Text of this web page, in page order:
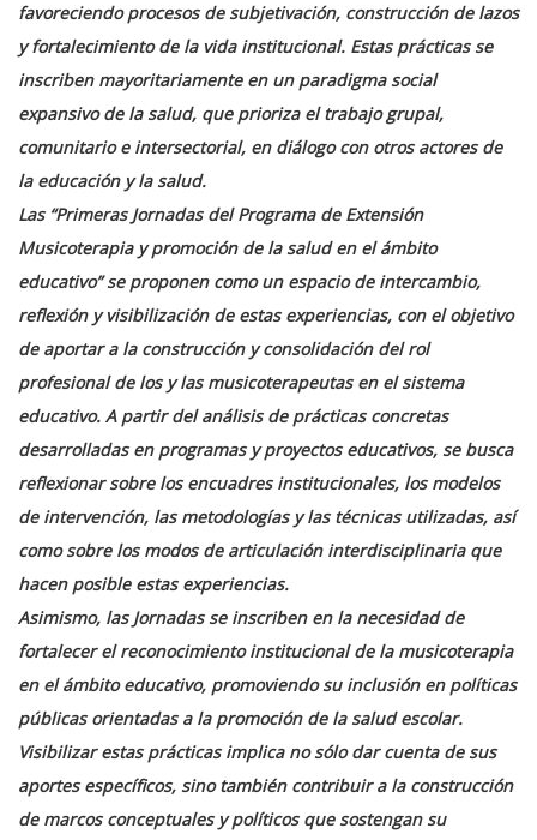
favoreciendo procesos de subjetivación, construcción de lazos
y fortalecimiento de la vida institucional. Estas prácticas se
inscriben mayoritariamente en un paradigma social
expansivo de la salud, que prioriza el trabajo grupal,
comunitario e intersectorial, en diálogo con otros actores de
la educación y la salud.
Las “Primeras Jornadas del Programa de Extensión
Musicoterapia y promoción de la salud en el ámbito
educativo” se proponen como un espacio de intercambio,
reflexión y visibilización de estas experiencias, con el objetivo
de aportar a la construcción y consolidación del rol
profesional de los y las musicoterapeutas en el sistema
educativo. A partir del análisis de prácticas concretas
desarrolladas en programas y proyectos educativos, se busca
reflexionar sobre los encuadres institucionales, los modelos
de intervención, las metodologías y las técnicas utilizadas, así
como sobre los modos de articulación interdisciplinaria que
hacen posible estas experiencias.
Asimismo, las Jornadas se inscriben en la necesidad de
fortalecer el reconocimiento institucional de la musicoterapia
en el ámbito educativo, promoviendo su inclusión en políticas
públicas orientadas a la promoción de la salud escolar.
Visibilizar estas prácticas implica no sólo dar cuenta de sus
aportes específicos, sino también contribuir a la construcción
de marcos conceptuales y políticos que sostengan su